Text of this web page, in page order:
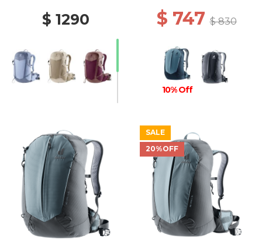
$ 1290 $ 747$ 830
10% Off
SALE
20%OFF